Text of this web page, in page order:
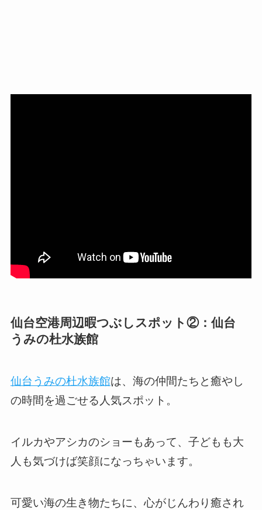
仙台空港周辺暇つぶしスポット②：仙台
うみの杜水族館
仙台うみの杜水族館は、海の仲間たちと癒やし
の時間を過ごせる人気スポット。
イルカやアシカのショーもあって、子どもも大
人も気づけば笑顔になっちゃいます。
可愛い海の生き物たちに、心がじんわり癒され